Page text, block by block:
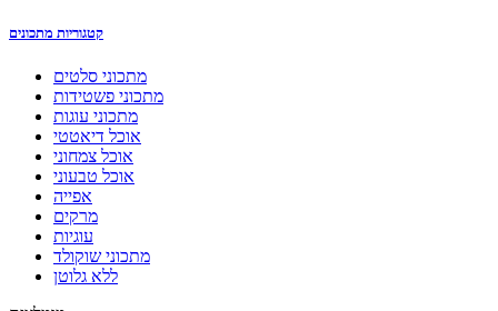
קטגוריות מתכונים
מתכוני סלטים
מתכוני פשטידות
מתכוני עוגות
אוכל דיאטטי
אוכל צמחוני
אוכל טבעוני
אפייה
מרקים
עוגיות
מתכוני שוקולד
ללא גלוטן